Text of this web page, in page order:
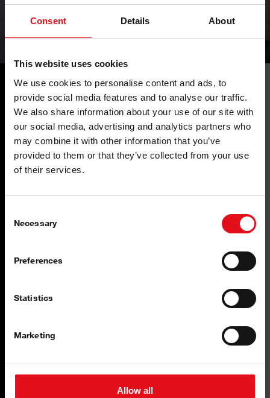
Consent Details About
This website uses cookies
We use cookies to personalise content and ads, to
provide social media features and to analyse our traffic.
We also share information about your use of our site with
our social media, advertising and analytics partners who
may combine it with other information that you’ve
provided to them or that they’ve collected from your use
of their services.
Selection
Necessary
Preferences
Statistics
Marketing
Allow all
的车轮紧固件
您的优势
高度防腐蚀
按照严格的质量标准设计